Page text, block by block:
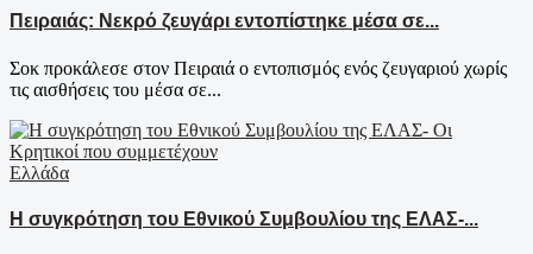
Πειραιάς: Νεκρό ζευγάρι εντοπίστηκε μέσα σε...
Σοκ προκάλεσε στον Πειραιά ο εντοπισμός ενός ζευγαριού χωρίς
τις αισθήσεις του μέσα σε...
Ελλάδα
Η συγκρότηση του Εθνικού Συμβουλίου της ΕΛΑΣ-...